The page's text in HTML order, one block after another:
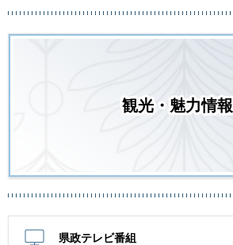
観光・魅力情報
県政テレビ番組